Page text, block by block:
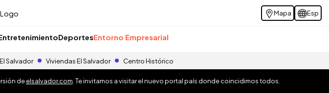
Mapa Esp
DeportesEntorno Empresarial
Salvador Viviendas El Salvador Centro Histórico
deelsalvador.com . Te invitamos a visitar el nuevo portal país donde coincidimos todos.